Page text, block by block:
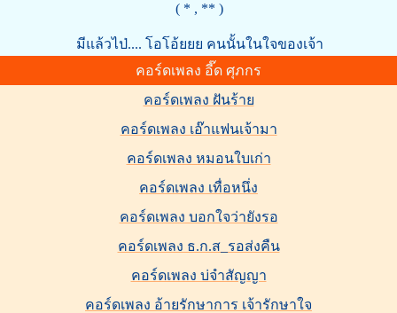
( * , ** )
มีแล้วไป่.... โอโอ้ยยย คนนั้นในใจของเจ้า
คอร์ดเพลง อี๊ด ศุภกร
คอร์ดเพลง ฝันร้าย
คอร์ดเพลง เอ๊าแฟนเจ้ามา
คอร์ดเพลง หมอนใบเก่า
คอร์ดเพลง เทื่อหนึ่ง
คอร์ดเพลง บอกใจว่ายังรอ
คอร์ดเพลง ธ.ก.ส_รอส่งคืน
คอร์ดเพลง บ่จำสัญญา
คอร์ดเพลง อ้ายรักษาการ เจ้ารักษาใจ